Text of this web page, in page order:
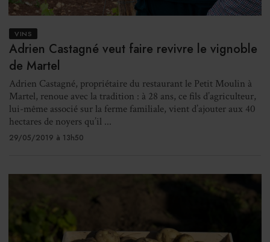
VINS
Adrien Castagné veut faire revivre le vignoble
de Martel
Adrien Castagné, propriétaire du restaurant le Petit Moulin à
Martel, renoue avec la tradition : à 28 ans, ce fils d’agriculteur,
lui-même associé sur la ferme familiale, vient d’ajouter aux 40
hectares de noyers qu’il ...
29/05/2019 à 13h50